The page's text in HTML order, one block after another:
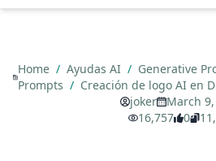
Home / Ayudas AI / Generative
Prompts / Creación de logo AI en
joker
March
16,757
0